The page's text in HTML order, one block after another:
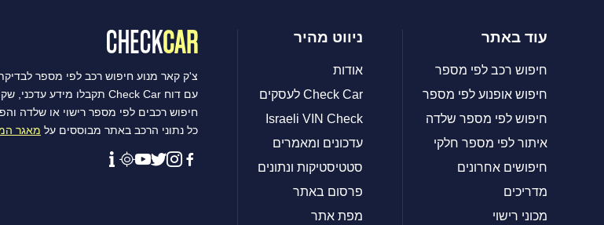
עוד באתר
חיפוש רכב לפי מספר
חיפוש אופנוע לפי מספר
חיפוש לפי מספר שלדה
איתור לפי מספר חלקי
חיפושים אחרונים
מדריכים
מכוני רישוי
ניווט מהיר
אודות
Check Car לעסקים
Israeli VIN Check
עדכונים ומאמרים
סטטיסטיקות ונתונים
פרסום באתר
מפת אתר
צ'ק קאר מנוע חיפוש רכב לפי מספר
עם דוח Check Car תקבלו מידע עדכני, שקיפות מלאה ונתונים מפורטים שיסייעו לכם לקבל את ההחלטה הטובה ביותר.
חיפוש רכבים לפי מספר רישוי או שלדה
כל נתוני הרכב באתר מבוססים על מאגר